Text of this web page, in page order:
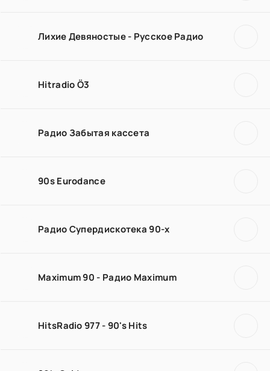
Лихие Девяностые - Русское Радио
Hitradio Ö3
Радио Забытая кассета
90s Eurodance
Радио Супердискотека 90-х
Maximum 90 - Радио Maximum
HitsRadio 977 - 90's Hits